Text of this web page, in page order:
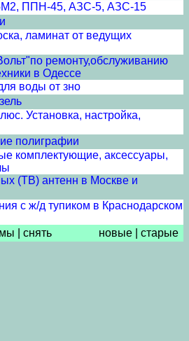
ППН-45, АЗС-5, АЗС-15
ламинат от ведущих
ремонту,обслуживанию
в Одессе
воды от зно
Установка, настройка,
полиграфии
комплектующие, аксессуары,
(ТВ) антенн в Москве и
с ж/д тупиком в Краснодарском
снять новые старые